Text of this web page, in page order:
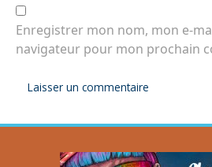
Enregistrer mon nom, mon e-
navigateur pour mon prochain